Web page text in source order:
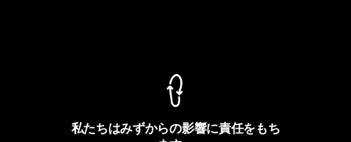
私たちはみずからの影響に責任をもち